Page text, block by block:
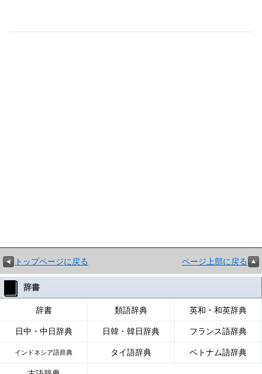
トップページに戻る ページ上部に戻る
辞書
辞書 類語辞典 英和・和英辞典
日中・中日辞典 日韓・韓日辞典 フランス語辞典
インドネシア語辞典 タイ語辞典 ベトナム語辞典